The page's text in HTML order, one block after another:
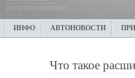
ИНФО АВТОНОВОСТИ
Что такое